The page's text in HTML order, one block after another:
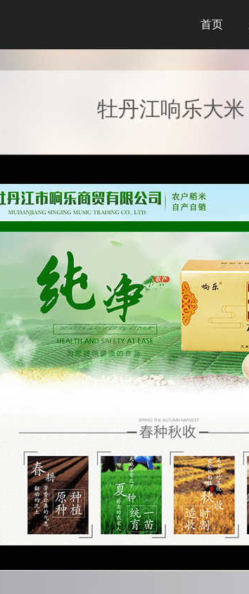
首页
牡丹江响乐大米